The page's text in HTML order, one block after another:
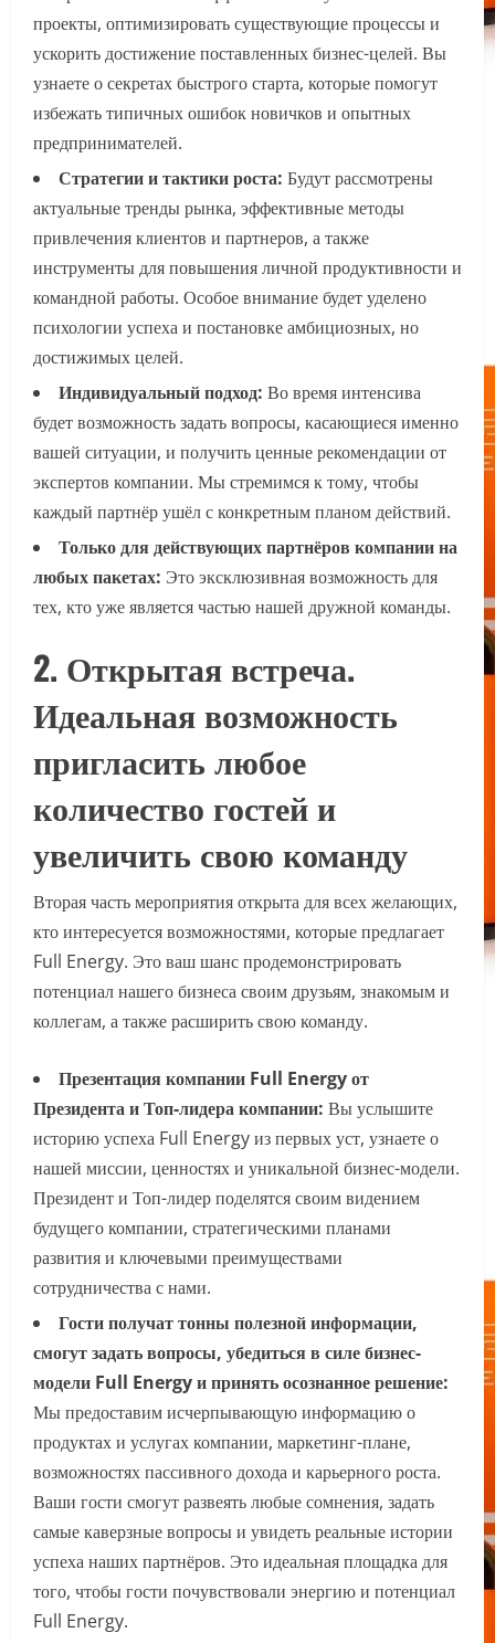
проекты, оптимизировать существующие процессы и
ускорить достижение поставленных бизнес-целей. Вы
узнаете о секретах быстрого старта, которые помогут
избежать типичных ошибок новичков и опытных
предпринимателей.
Стратегии и тактики роста: Будут рассмотрены
актуальные тренды рынка, эффективные методы
привлечения клиентов и партнеров, а также
инструменты для повышения личной продуктивности и
командной работы. Особое внимание будет уделено
психологии успеха и постановке амбициозных, но
достижимых целей.
Индивидуальный подход: Во время интенсива
будет возможность задать вопросы, касающиеся именно
вашей ситуации, и получить ценные рекомендации от
экспертов компании. Мы стремимся к тому, чтобы
каждый партнёр ушёл с конкретным планом действий.
Только для действующих партнёров компании на
любых пакетах: Это эксклюзивная возможность для
тех, кто уже является частью нашей дружной команды.
2. Открытая встреча.
Идеальная возможность
пригласить любое
количество гостей и
увеличить свою команду
Вторая часть мероприятия открыта для всех желающих,
кто интересуется возможностями, которые предлагает
Full Energy. Это ваш шанс продемонстрировать
потенциал нашего бизнеса своим друзьям, знакомым и
коллегам, а также расширить свою команду.
Презентация компании Full Energy от
Президента и Топ-лидера компании: Вы услышите
историю успеха Full Energy из первых уст, узнаете о
нашей миссии, ценностях и уникальной бизнес-модели.
Президент и Топ-лидер поделятся своим видением
будущего компании, стратегическими планами
развития и ключевыми преимуществами
сотрудничества с нами.
Гости получат тонны полезной информации,
смогут задать вопросы, убедиться в силе бизнес-
модели Full Energy и принять осознанное решение:
Мы предоставим исчерпывающую информацию о
продуктах и услугах компании, маркетинг-плане,
возможностях пассивного дохода и карьерного роста.
Ваши гости смогут развеять любые сомнения, задать
самые каверзные вопросы и увидеть реальные истории
успеха наших партнёров. Это идеальная площадка для
того, чтобы гости почувствовали энергию и потенциал
Full Energy.